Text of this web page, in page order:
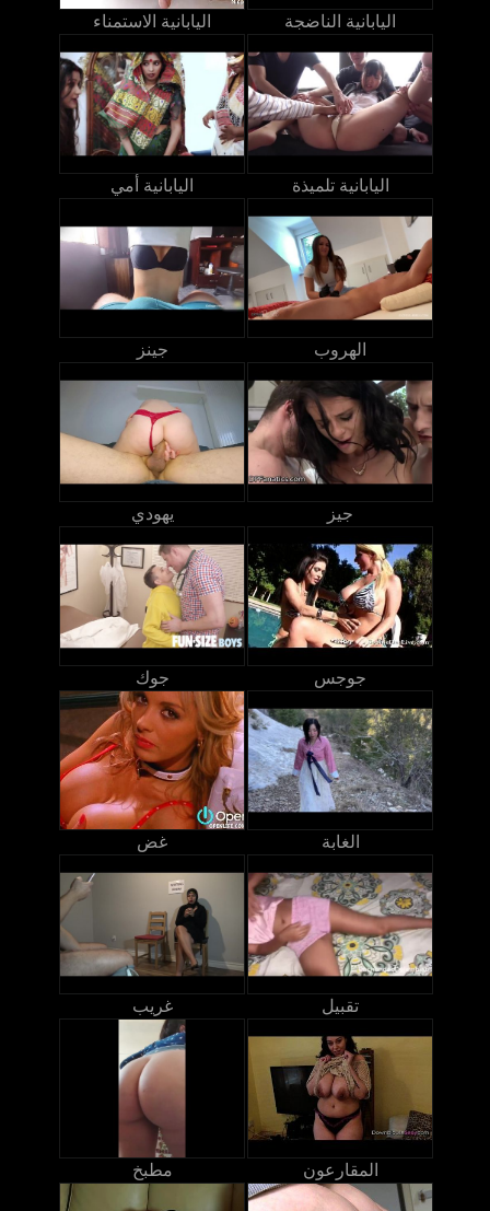
اليابانية الاستمناء اليابانية الناضجة
اليابانية أمي اليابانية تلميذة
جينز الهروب
يهودي جيز
جوك جوجس
غض الغابة
غريب تقبيل
مطبخ المقارعون